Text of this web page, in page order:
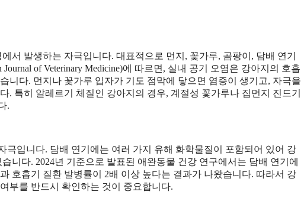
서 발생하는 자극입니다. 대표적으로 먼지, 꽃가루, 곰팡이, 담배 연기
of Veterinary Medicine)에 따르면, 실내 공기 오염은 강아지의 호흡
니다. 먼지나 꽃가루 입자가 기도 점막에 닿으면 염증이 생기고, 자극을
. 특히 알레르기 체질인 강아지의 경우, 계절성 꽃가루나 집먼지 진드기
.
극입니다. 담배 연기에는 여러 가지 유해 화학물질이 포함되어 있어 강
니다. 2024년 기준으로 발표된 애완동물 건강 연구에서는 담배 연기에
호흡기 질환 발병률이 2배 이상 높다는 결과가 나왔습니다. 따라서 강
부를 반드시 확인하는 것이 중요합니다.